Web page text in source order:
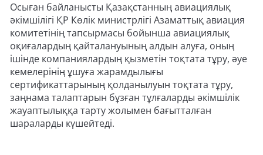
Осыған байланысты Қазақстанның авиациялық
әкімшілігі ҚР Көлік министрлігі Азаматтық авиация
комитетінің тапсырмасы бойынша авиациялық
оқиғалардың қайталануының алдын алуға, оның
ішінде компаниялардың қызметін тоқтата тұру, әуе
кемелерінің ұшуға жарамдылығы
сертификаттарының қолданылуын тоқтата тұру,
заңнама талаптарын бұзған тұлғаларды әкімшілік
жауаптылыққа тарту жолымен бағытталған
шараларды күшейтеді.